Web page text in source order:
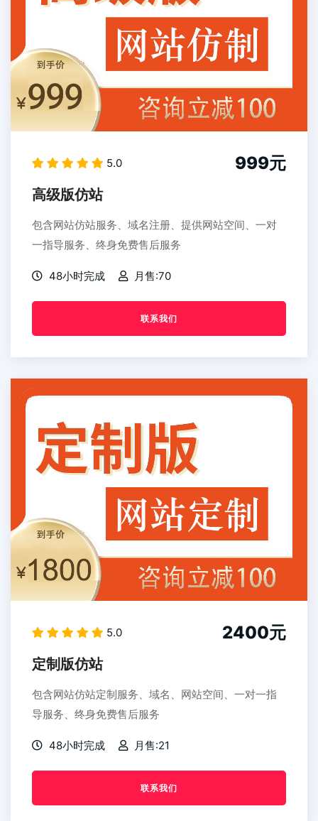
5.0 999元
高级版仿站
包含网站仿站服务、域名注册、提供网站空间、一对
一指导服务、终身免费售后服务
48小时完成 月售:70
联系我们
5.0 2400元
定制版仿站
包含网站仿站定制服务、域名、网站空间、一对一指
导服务、终身免费售后服务
48小时完成 月售:21
联系我们